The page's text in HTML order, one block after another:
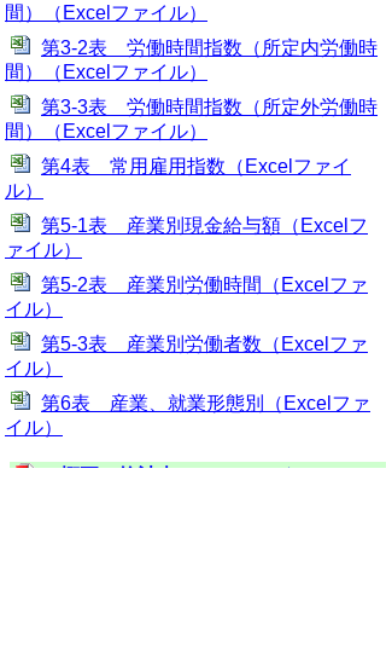
間）（Excelファイル）
第3-2表 労働時間指数（所定内労働時
間）（Excelファイル）
第3-3表 労働時間指数（所定外労働時
間）（Excelファイル）
第4表 常用雇用指数（Excelファイ
ル）
第5-1表 産業別現金給与額（Excelフ
ァイル）
第5-2表 産業別労働時間（Excelファ
イル）
第5-3表 産業別労働者数（Excelファ
イル）
第6表 産業、就業形態別（Excelファ
イル）